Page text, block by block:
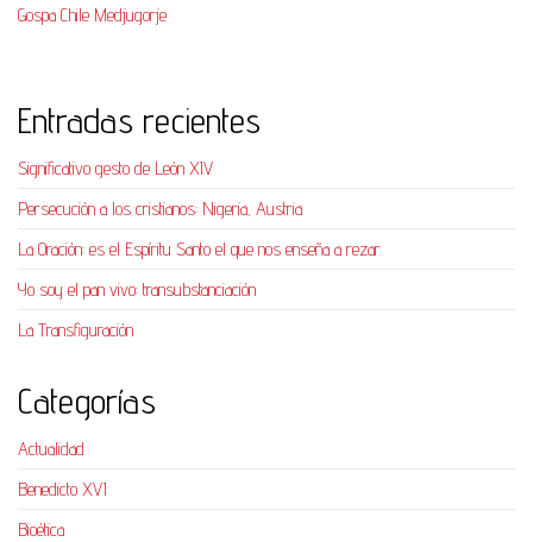
Gospa Chile Medjugorje
Entradas recientes
Significativo gesto de León XIV
Persecución a los cristianos: Nigeria, Austria
La Oración: es el Espíritu Santo el que nos enseña a rezar.
Yo soy el pan vivo: transubstanciación
La Transfiguración
Categorías
Actualidad
Benedicto XVI
Bioética